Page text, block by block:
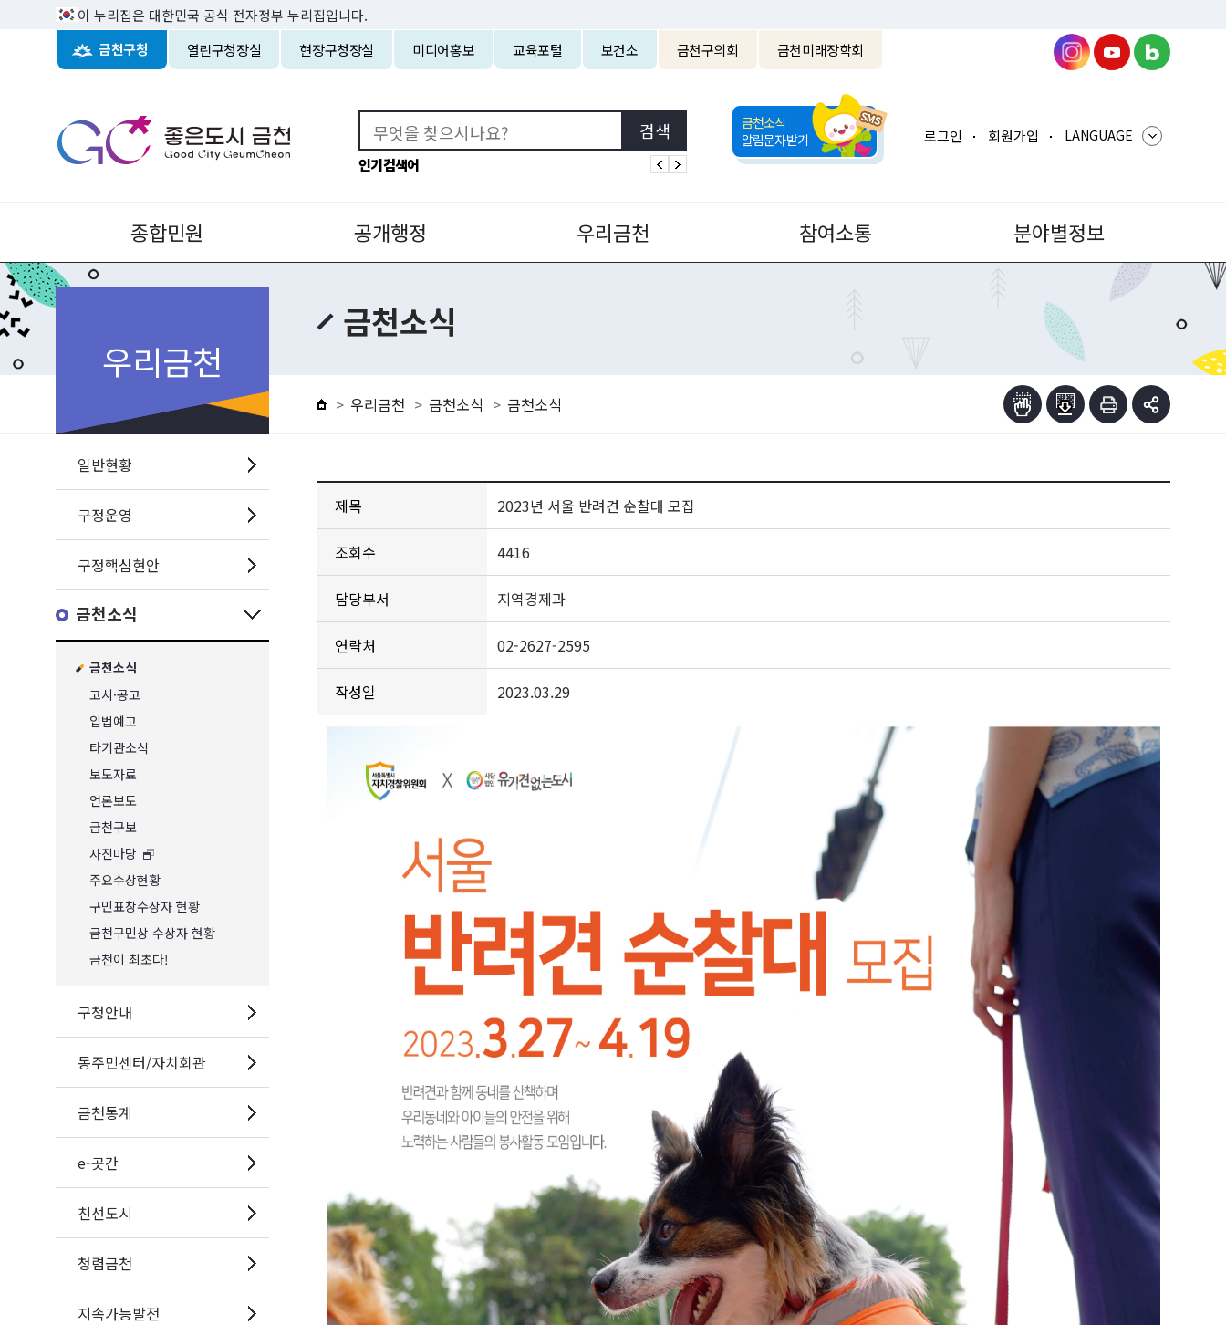
이 누리집은 대한민국 공식 전자정부 누리집입니다.
금천구청 열린구청장실 현장구청장실 미디어홍보 교육포털 보건소 금천구의회 금천미래장학회
인기검색어
금천소식
알림문자받기
로그인 회원가입 LANGUAGE
종합민원 공개행정 우리금천 참여소통 분야별정보
우리금천
일반현황
구정운영
구정핵심현안
금천소식
금천소식
고시·공고
입법예고
타기관소식
보도자료
언론보도
금천구보
사진마당
주요수상현황
구민표창수상자 현황
금천구민상 수상자 현황
금천이 최초다!
구청안내
동주민센터/자치회관
금천통계
e-곳간
친선도시
청렴금천
지속가능발전
금천소식
우리금천 금천소식 금천소식
제목 2023년 서울 반려견 순찰대 모집
조회수 4416
담당부서 지역경제과
연락처 02-2627-2595
작성일 2023.03.29